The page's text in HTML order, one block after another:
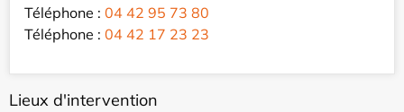
Téléphone : 04 42 95 73 80
Téléphone : 04 42 17 23 23
Lieux d'intervention